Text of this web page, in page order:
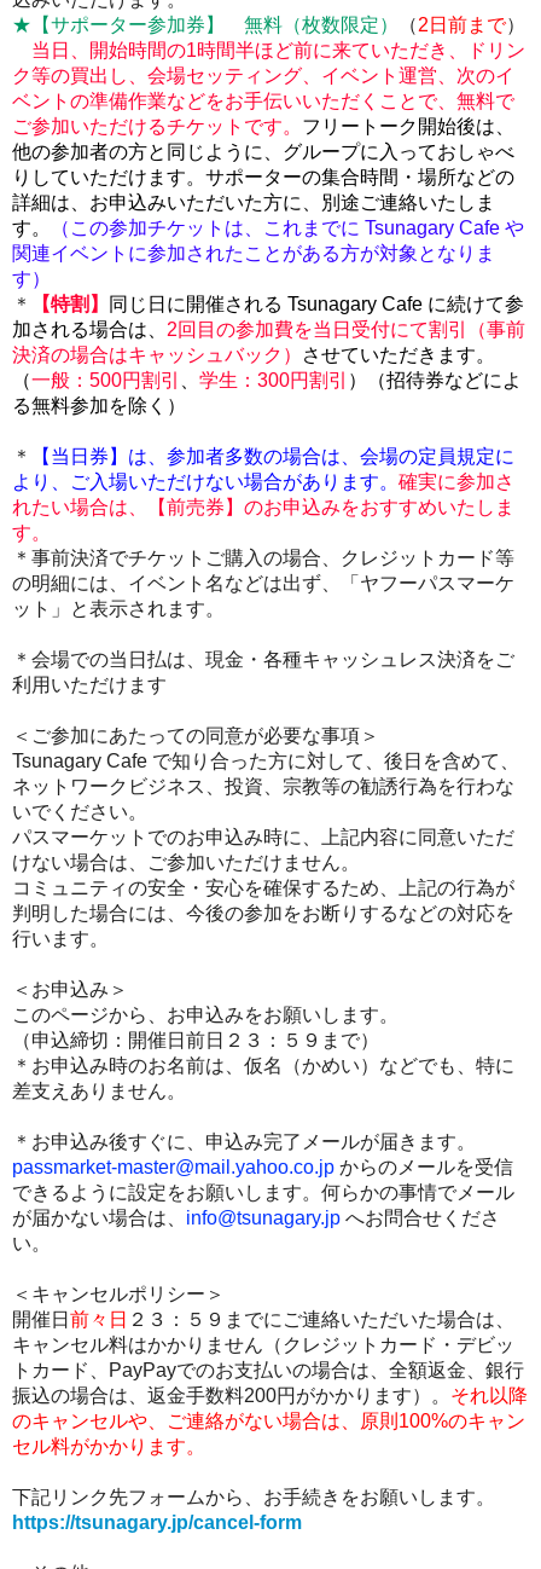
★【サポーター参加券】 無料（枚数限定）
（2 日前まで）
当日、開始時間の1時間半ほど前に来ていただき、ドリン
ク等の買出し、会場セッティング、イベント運営、次のイ
ベントの準備作業などをお手伝いいただくことで、無料で
ご参加いただけるチケットです。 フリートーク開始後は、
他の参加者の方と同じように、グループに入っておしゃべ
りしていただけます。サポーターの集合時間・場所などの
詳細は、お申込みいただいた方に、別途ご連絡いたしま
す。
（この参加チケットは、これまでに Tsunagary Cafe や
関連イベントに参加されたことがある方が対象となりま
す）
＊
【特割】
同じ日に開催される Tsunagary Cafe に続けて参
加される場合は、 2回目の参加費を当日受付にて割引（事前
決済の場合はキャッシュバック）
させていただきます。
（一般：500円割引 学生：300円割引 ）（招待券などによ
る無料参加を除く）
＊ 【当日券】は、 参加者多数の場合は、会場の定員規定に
より、ご入場いただけない場合があります。 確実に参加さ
れたい場合は、【前売券】のお申込みをおすすめいたしま
す。
＊事前決済でチケットご購入の場合、クレジットカード等
の明細には、イベント名などは出ず、「ヤフーパスマーケ
ット」と表示されます。
＊会場での当日払は、現金・各種キャッシュレス決済をご
利用いただけます
＜ご参加にあたっての同意が必要な事項＞
Tsunagary Cafe で知り合った方に対して、後日を含めて、
ネットワークビジネス、投資、宗教等の勧誘行為を行わな
いでください。
パスマーケットでのお申込み時に、上記内容に同意いただ
けない場合は、ご参加いただけません。
コミュニティの安全・安心を確保するため、上記の行為が
判明した場合には、今後の参加をお断りするなどの対応を
行います。
＜お申込み＞
このページから、お申込みをお願いします。
（申込締切：開催日前日２３：５９まで）
＊お申込み時のお名前は、仮名（かめい）などでも、特に
差支えありません。
＊お申込み後すぐに、申込み完了メールが届きます。
passmarket-master@mail.yahoo.co.jp からのメールを受信
できるように設定をお願いします。 何らかの事情でメール
が届かない場合は、 info@tsunagary.jp へお問合せくださ
い。
＜キャンセルポリシー＞
開催日 前々日 ２３：５９までにご連絡いただいた場合は、
キャンセル料はかかりません（クレジットカード・デビッ
トカード、PayPayでのお支払いの場合は、全額返金、銀行
振込の場合は、返金手数料200円がかかります）。 それ以降
のキャンセルや、ご連絡がない場合は、原則100%のキャン
セル料がかかります。
下記リンク先フォームから、お手続きをお願いします。
https://tsunagary.jp/cancel-form